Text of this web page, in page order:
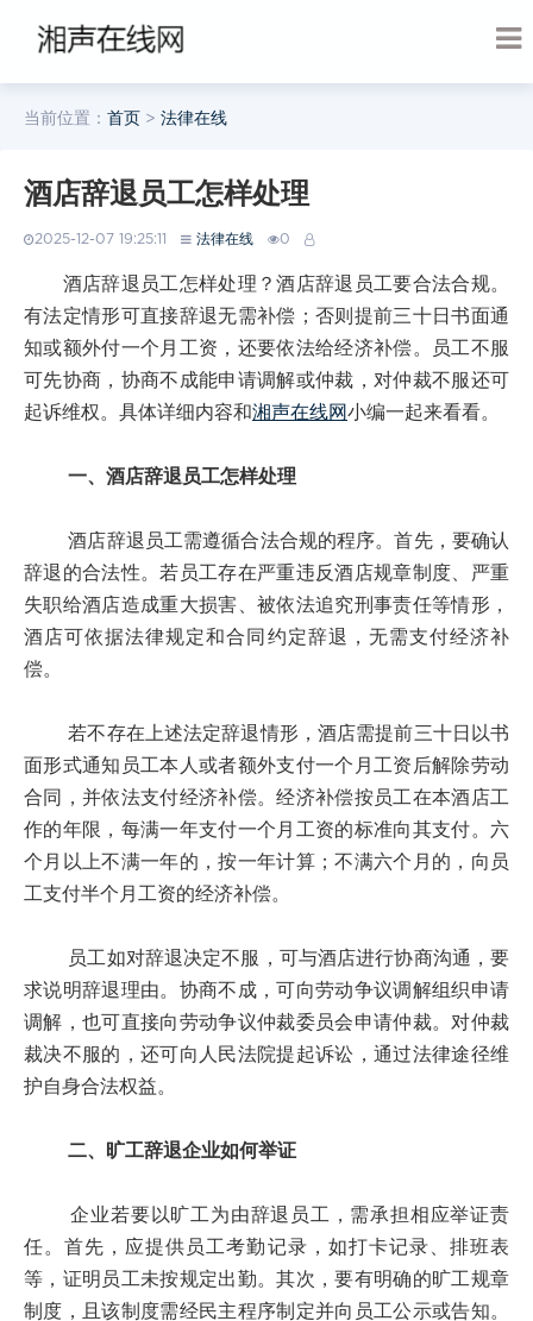
当前位置： 首页 > 法律在线
酒店辞退员工怎样处理
2025-12-07 19:25:11 法律在线 0
酒店辞退员工怎样处理？酒店辞退员工要合法合规。
有法定情形可直接辞退无需补偿；否则提前三十日书面通
知或额外付一个月工资，还要依法给经济补偿。员工不服
可先协商，协商不成能申请调解或仲裁，对仲裁不服还可
起诉维权。具体详细内容和湘声在线网小编一起来看看。
一、酒店辞退员工怎样处理
酒店辞退员工需遵循合法合规的程序。首先，要确认
辞退的合法性。若员工存在严重违反酒店规章制度、严重
失职给酒店造成重大损害、被依法追究刑事责任等情形，
酒店可依据法律规定和合同约定辞退，无需支付经济补
偿。
若不存在上述法定辞退情形，酒店需提前三十日以书
面形式通知员工本人或者额外支付一个月工资后解除劳动
合同，并依法支付经济补偿。经济补偿按员工在本酒店工
作的年限，每满一年支付一个月工资的标准向其支付。六
个月以上不满一年的，按一年计算；不满六个月的，向员
工支付半个月工资的经济补偿。
员工如对辞退决定不服，可与酒店进行协商沟通，要
求说明辞退理由。协商不成，可向劳动争议调解组织申请
调解，也可直接向劳动争议仲裁委员会申请仲裁。对仲裁
裁决不服的，还可向人民法院提起诉讼，通过法律途径维
护自身合法权益。
二、旷工辞退企业如何举证
企业若要以旷工为由辞退员工，需承担相应举证责
任。首先，应提供员工考勤记录，如打卡记录、排班表
等，证明员工未按规定出勤。其次，要有明确的旷工规章
制度，且该制度需经民主程序制定并向员工公示或告知。